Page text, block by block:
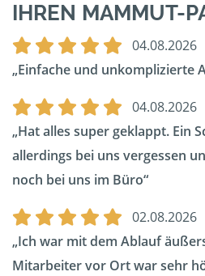
IHREN MAMMUT-
04.08.2026
Einfache und unkomplizierte
04.08.2026
Hat alles super geklappt. Ein
allerdings bei uns vergessen
noch bei uns im Büro
02.08.2026
Ich war mit dem Ablauf
Mitarbeiter vor Ort war sehr